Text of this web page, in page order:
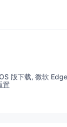
版下载, 微软
置